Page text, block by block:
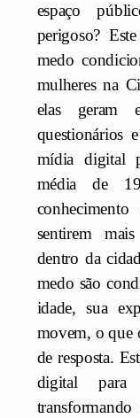
espaço
perigoso?
medo
mulheres na
elas geram
questionários
mídia digital
média de
sentirem
dentro da
medo são
idade, sua
movem, o que
de resposta.
digital para